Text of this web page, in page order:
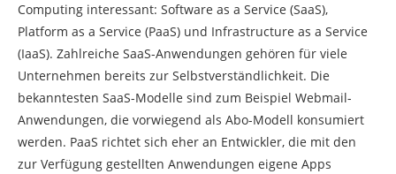
Computing interessant: Software as a Service (SaaS),
Platform as a Service (PaaS) und Infrastructure as a Service
(IaaS). Zahlreiche SaaS-Anwendungen gehören für viele
Unternehmen bereits zur Selbstverständlichkeit. Die
bekanntesten SaaS-Modelle sind zum Beispiel Webmail-
Anwendungen, die vorwiegend als Abo-Modell konsumiert
werden. PaaS richtet sich eher an Entwickler, die mit den
zur Verfügung gestellten Anwendungen eigene Apps